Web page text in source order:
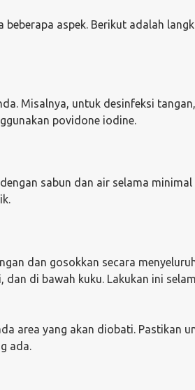
aspek. Berikut adalah
Misalnya, untuk desinfeksi
povidone iodine.
sabun dan air selama minimal
dan gosokkan secara
di bawah kuku. Lakukan ini
area yang akan diobati. Pastikan
ada.